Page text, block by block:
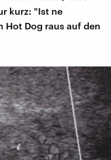
kurz: "Ist ne
Hot Dog raus auf den